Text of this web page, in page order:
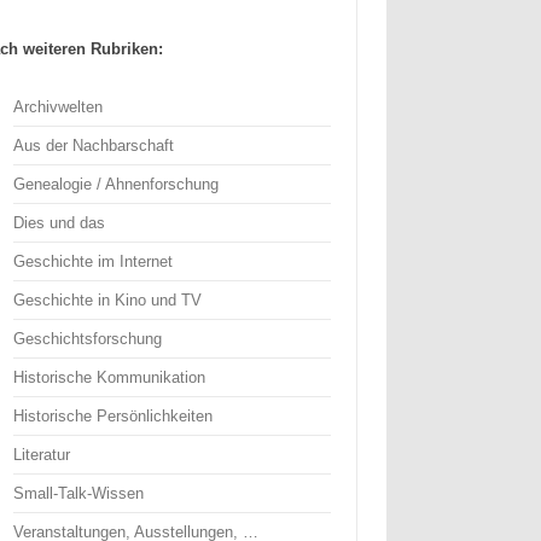
weiteren Rubriken:
Archivwelten
Aus der Nachbarschaft
Genealogie / Ahnenforschung
Dies und das
Geschichte im Internet
Geschichte in Kino und TV
Geschichtsforschung
Historische Kommunikation
Historische Persönlichkeiten
Literatur
Small-Talk-Wissen
Veranstaltungen, Ausstellungen, …